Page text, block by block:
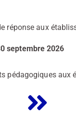
réponse aux
septembre 2026
pédagogiques aux